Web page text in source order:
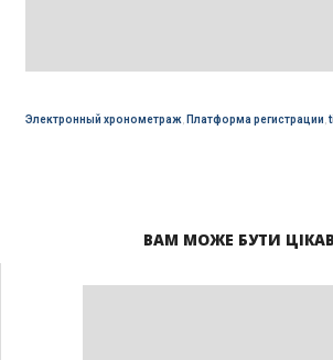
Электронный хронометраж, Платформа регистрации
ВАМ МОЖЕ БУТИ